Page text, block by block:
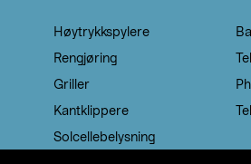
Høytrykkspylere
Rengjøring
Griller
Kantklippere
Solcellebelysning